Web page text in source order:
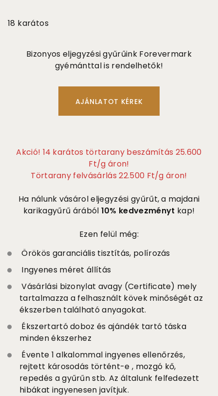
18 karátos
Bizonyos eljegyzési gyűrűink Forevermark
gyémánttal is rendelhetők!
Akció! 14 karátos törtarany beszámítás 25.600
Ft/g áron!
Törtarany felvásárlás 22.500 Ft/g áron!
Ha nálunk vásárol eljegyzési gyűrűt, a majdani
karikagyűrű árából 10% kedvezményt kap!
Ezen felül még:
Örökös garanciális tisztítás, polírozás
Ingyenes méret állítás
Vásárlási bizonylat avagy (Certificate) mely
tartalmazza a felhasznált kövek minőségét az
ékszerben található anyagokat.
Ékszertartó doboz és ajándék tartó táska
minden ékszerhez
Évente 1 alkalommal ingyenes ellenőrzés,
rejtett károsodás történt-e , mozgó kő,
repedés a gyűrűn stb. Az általunk felfedezett
hibákat ingyenesen javítjuk.